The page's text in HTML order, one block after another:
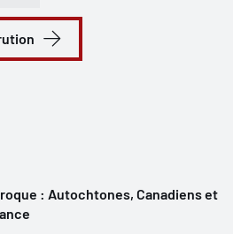
: Autochtones, Canadiens et